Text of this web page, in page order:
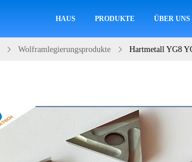
HAUS PRODUKTE ÜBER UNS
Wolframlegierungsprodukte Hartmetall YG8